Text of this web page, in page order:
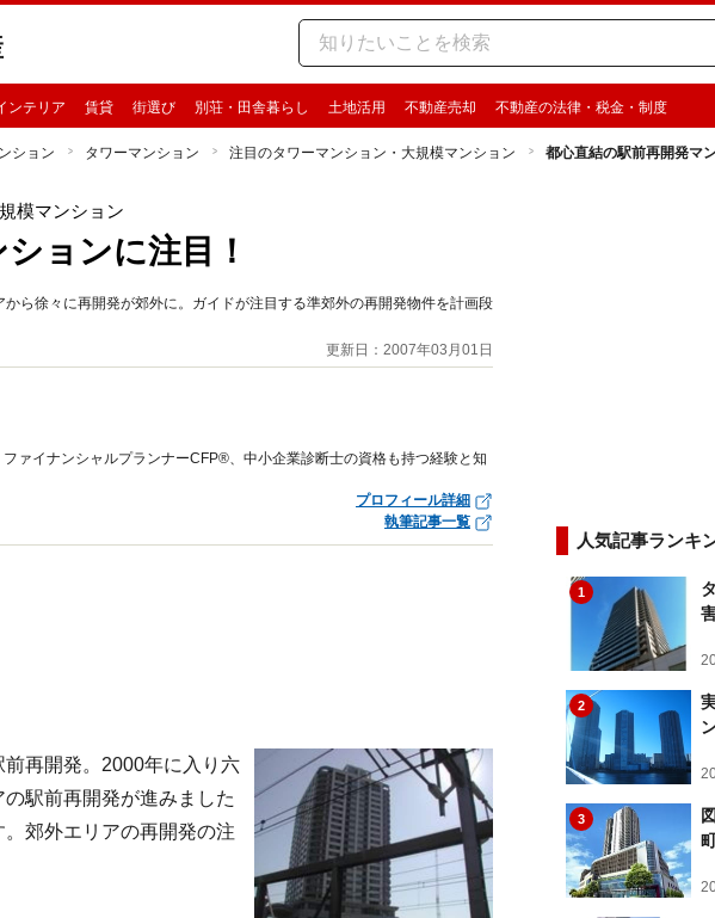
ンテリア 賃貸 街選び 別荘・田舎暮らし 土地活用 不動産売却 不動産の法律・税金・制度
ション タワーマンション 注目のタワーマンション・大規模マンション 都心直結の駅前再開発マ
模マンション
ョンに注目！
ら徐々に再開発が郊外に。ガイドが注目する準郊外の再開発物件を計画段
更新日：2007年03月01日
ァイナンシャルプランナーCFP®、中小企業診断士の資格も持つ経験と知
プロフィール詳細
執筆記事一覧
再開発。2000年に入り六
駅前再開発が進みました
郊外エリアの再開発の注
人気記事ランキ
1
2
3